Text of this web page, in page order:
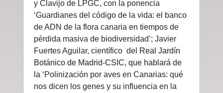
y Clavijo de LPGC, con la ponencia
‘Guardianes del código de la vida: el banco
de ADN de la flora canaria en tiempos de
pérdida masiva de biodiversidad’; Javier
Fuertes Aguilar, científico del Real Jardín
Botánico de Madrid-CSIC, que hablará de
la ‘Polinización por aves en Canarias: qué
nos dicen los genes y su influencia en la